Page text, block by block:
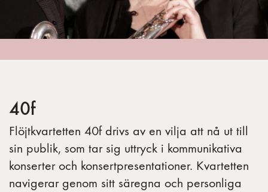
40f
Flöjtkvartetten 40f drivs av en vilja att nå ut till
sin publik, som tar sig uttryck i kommunikativa
konserter och konsertpresentationer. Kvartetten
navigerar genom sitt säregna och personliga